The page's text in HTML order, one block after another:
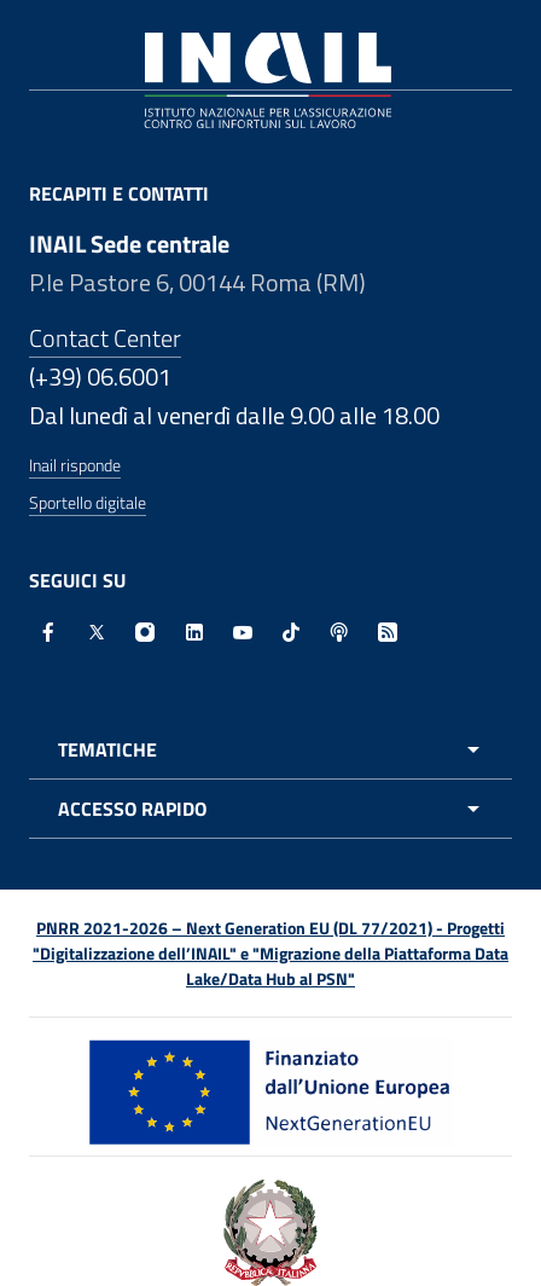
RECAPITI E CONTATTI
INAIL Sede centrale
P.le Pastore 6, 00144 Roma (RM)
Contact Center
(+39) 06.6001
Dal lunedì al venerdì dalle 9.00 alle 18.00
Inail risponde
Sportello digitale
SEGUICI SU
Facebook - Sito esterno - Apertura in nuova finestra
X - Sito esterno - Apertura in nuova finestra
Instagram - Sito esterno - Apertura in
Linkedin - Sito esterno - Apertura in
Youtube - Sito esterno -
TikTok - Sito esterno -
Spreaker - Sito
Feed RSS -
TEMATICHE
ACCESSO RAPIDO
PNRR 2021-2026 – Next Generation EU (DL 77/2021) - Progetti
"Digitalizzazione dell’INAIL" e "Migrazione della Piattaforma Data
Lake/Data Hub al PSN"